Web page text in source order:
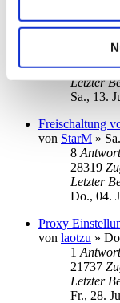
Problem mit
29348
Letzter
Sa., 13.
Freischaltung
von StarM »
8
28319
Letzter
Do., 04.
Proxy
von laotzu »
1
21737
Letzter
Fr., 28.